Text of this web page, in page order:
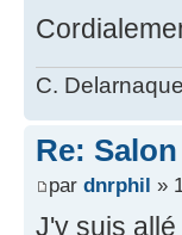
C. Delarnaque
Re:
par dnrphil »
J'y suis